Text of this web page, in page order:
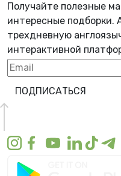
Получайте полезные
интересные подборки.
трехдневную
интерактивной
ПОДПИСАТЬСЯ